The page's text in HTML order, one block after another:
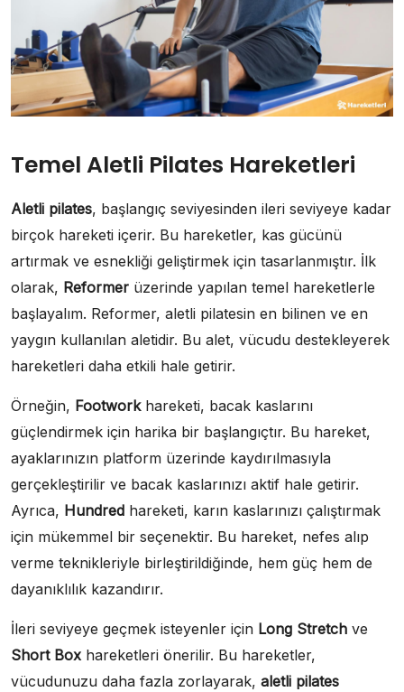
Temel Aletli Pilates Hareketleri
Aletli pilates, başlangıç seviyesinden ileri seviyeye kadar
birçok hareketi içerir. Bu hareketler, kas gücünü
artırmak ve esnekliği geliştirmek için tasarlanmıştır. İlk
olarak, Reformer üzerinde yapılan temel hareketlerle
başlayalım. Reformer, aletli pilatesin en bilinen ve en
yaygın kullanılan aletidir. Bu alet, vücudu destekleyerek
hareketleri daha etkili hale getirir.
Örneğin, Footworkhareketi, bacak kaslarını
güçlendirmek için harika bir başlangıçtır. Bu hareket,
ayaklarınızın platform üzerinde kaydırılmasıyla
gerçekleştirilir ve bacak kaslarınızı aktif hale getirir.
Ayrıca, Hundred hareketi, karın kaslarınızı çalıştırmak
için mükemmel bir seçenektir. Bu hareket, nefes alıp
verme teknikleriyle birleştirildiğinde, hem güç hem de
dayanıklılık kazandırır.
İleri seviyeye geçmek isteyenler için Long Stretch ve
Short Box hareketleri önerilir. Bu hareketler,
vücudunuzu daha fazla zorlayarak, aletli pilates